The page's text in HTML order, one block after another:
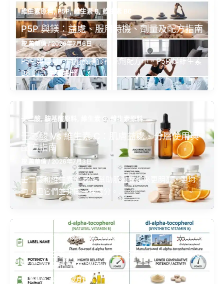
維生素原料,P5P,維生素 B,維生素 B6
P5P 與鎂：益處、服用時機、劑量及配方指南
按萬華倫/2026年7月6日
P5P 與鎂可一同用於膳食補充劑配方中。P5P 是維生素
B6 的活性輔酶形式，,
壬二酸,胺基酸原料 維生素 C, 維生素原料
壬二酸 Vs 維生素 C：肌膚益處、分層使用與
配方指南
萬華倫/2026年7月3日
壬二酸和維生素 C 都能幫助肌膚看起來更明亮、更均
勻，但它們並非同一种成分。.
天然維生素 E 合成維生素 E , 維生素 E
天然維生素 E 與合成維生素 E：標籤、效力及
營養補充品配方指南
按萬華倫/ 2026年7月1日